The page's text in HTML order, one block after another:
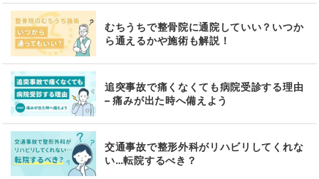
むちうちで整骨院に通院していい？いつか
ら通えるかや施術も解説！
追突事故で痛くなくても病院受診する理由
– 痛みが出た時へ備えよう
交通事故で整形外科がリハビリしてくれな
い…転院するべき？